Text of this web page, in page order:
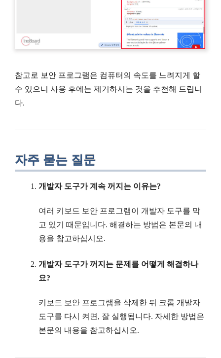
참고로 보안 프로그램은 컴퓨터의 속도를 느려지게 할
수 있으니 사용 후에는 제거하시는 것을 추천해 드립니
다.
자주 묻는 질문
개발자 도구가 계속 꺼지는 이유는?
여러 키보드 보안 프로그램이 개발자 도구를 막
고 있기 때문입니다. 해결하는 방법은 본문의 내
용을 참고하십시오.
개발자 도구가 꺼지는 문제를 어떻게 해결하나
요?
키보드 보안 프로그램을 삭제한 뒤 크롬 개발자
도구를 다시 켜면, 잘 실행됩니다. 자세한 방법은
본문의 내용을 참고하십시오.